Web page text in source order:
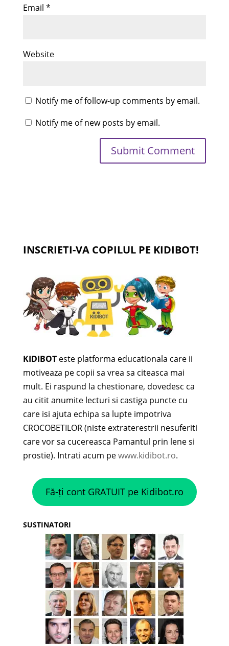
Email *
Website
Notify me of follow-up comments by email.
Notify me of new posts by email.
INSCRIETI-VA COPILUL PE KIDIBOT!
KIDIBOTeste platforma educationala care ii
motiveaza pe copii sa vrea sa citeasca mai
mult. Ei raspund la chestionare, dovedesc ca
au citit anumite lecturi si castiga puncte cu
care isi ajuta echipa sa lupte impotriva
CROCOBETILOR (niste extraterestrii nesuferiti
care vor sa cucereasca Pamantul prin lene si
prostie). Intrati acum pewww.kidibot.ro.
Fă-ți cont GRATUIT pe Kidibot.ro
SUSTINATORI